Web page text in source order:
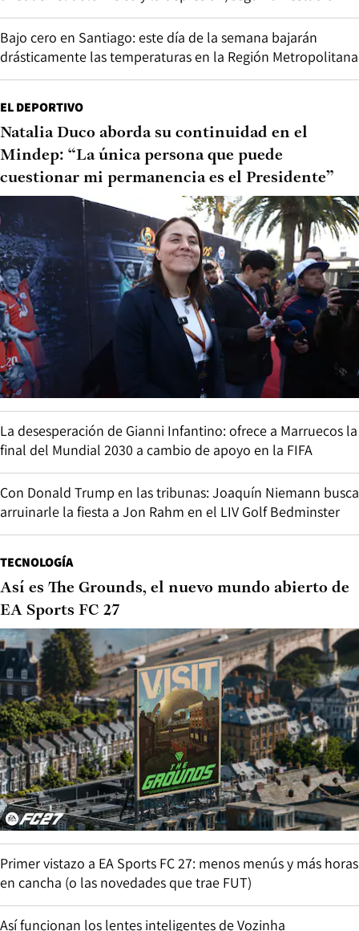
Bajo cero en Santiago: este día de la semana bajarán
drásticamente las temperaturas en la Región Metropolitana
EL DEPORTIVO
Natalia Duco aborda su continuidad en el
Mindep: “La única persona que puede
cuestionar mi permanencia es el Presidente”
La desesperación de Gianni Infantino: ofrece a Marruecos la
final del Mundial 2030 a cambio de apoyo en la FIFA
Con Donald Trump en las tribunas: Joaquín Niemann busca
arruinarle la fiesta a Jon Rahm en el LIV Golf Bedminster
TECNOLOGÍA
Así es The Grounds, el nuevo mundo abierto de
EA Sports FC 27
Primer vistazo a EA Sports FC 27: menos menús y más horas
en cancha (o las novedades que trae FUT)
Así funcionan los lentes inteligentes de Vozinha